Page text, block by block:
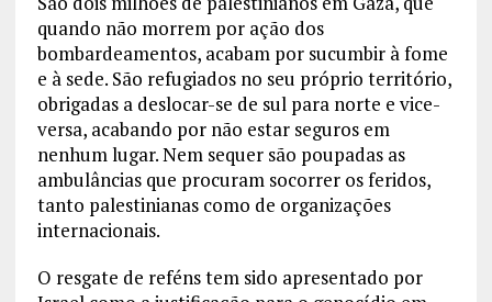
quando não morrem por ação dos
bombardeamentos, acabam por sucumbir à fome
e à sede. São refugiados no seu próprio território,
obrigadas a deslocar-se de sul para norte e vice-
versa, acabando por não estar seguros em
nenhum lugar. Nem sequer são poupadas as
ambulâncias que procuram socorrer os feridos,
tanto palestinianas como de organizações
internacionais.
O resgate de reféns tem sido apresentado por